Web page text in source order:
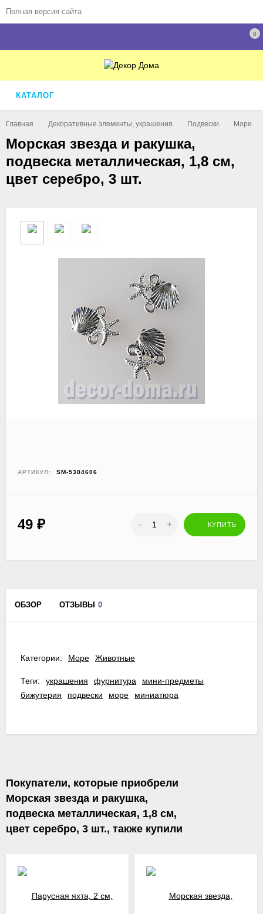
Полная версия сайта
0
КАТАЛОГ
Главная Декоративные элементы, украшения Подвески Море
Морская звезда и ракушка,
подвеска металлическая, 1,8 см,
цвет серебро, 3 шт.
АРТИКУЛ: SM-5384606
49 ₽ - + КУПИТЬ
ОБЗОР ОТЗЫВЫ 0
Категории: Море Животные
Теги: украшения фурнитура
мини-предметы
бижутерия
подвески море миниатюра
Покупатели, которые приобрели
Морская звезда и ракушка,
подвеска металлическая, 1,8 см,
цвет серебро, 3 шт., также купили